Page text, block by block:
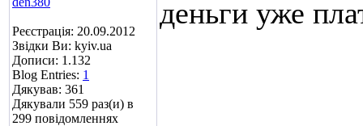
Реєстрація: 20.09.2012
Звідки Ви: kyiv.ua
Дописи: 1.132
Blog Entries: 1
Дякував: 361
Дякували 559 раз(и) в
299 повідомленнях
деньги уже